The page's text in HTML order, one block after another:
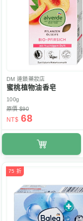
DM 連鎖藥妝店
蜜桃植物油香皂
100g
原價 $90
NT$ 68
75 折